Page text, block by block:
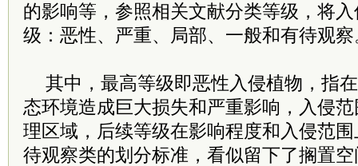
的影响等，参照相关文献分类等级，将
级：恶性、严重、局部、一般和有待观察
其中，最高等级即恶性入侵植物，指
态环境造成巨大损失和严重影响，入侵
理区域，后续等级在影响程度和入侵范
待观察类的划分标准，看似留下了搁置